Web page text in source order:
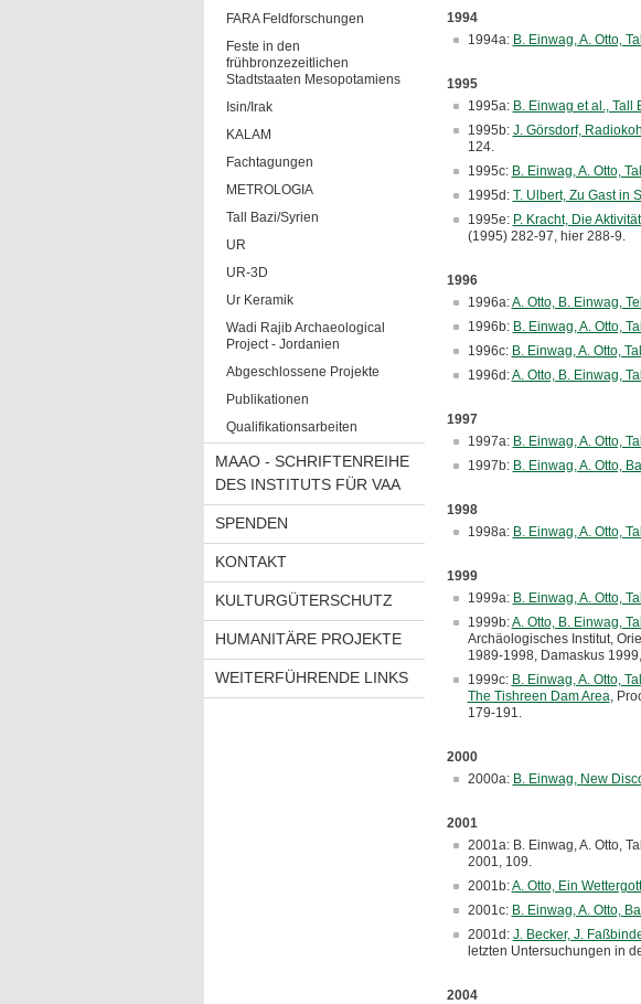
FARA Feldforschungen
Feste in den
frühbronzezeitlichen
Stadtstaaten Mesopotamiens
Isin/Irak
KALAM
Fachtagungen
METROLOGIA
Tall Bazi/Syrien
UR
UR-3D
Ur Keramik
Wadi Rajib Archaeological
Project - Jordanien
Abgeschlossene Projekte
Publikationen
Qualifikationsarbeiten
MAAO - SCHRIFTENREIHE
DES INSTITUTS FÜR VAA
SPENDEN
KONTAKT
KULTURGÜTERSCHUTZ
HUMANITÄRE PROJEKTE
WEITERFÜHRENDE LINKS
1994
1994a: B. Einwag, A. Otto,
1995
1995a: B. Einwag et al.,
1995b: J. Görsdorf,
124.
1995c: B. Einwag, A. Otto,
1995d: T. Ulbert, Zu Gast in
1995e: P. Kracht, Die
(1995) 282-97, hier 288-9.
1996
1996a:A. Otto, B. Einwag,
1996b: B. Einwag, A. Otto,
1996c: B. Einwag, A. Otto,
1996d:A. Otto, B. Einwag,
1997
1997a: B. Einwag, A. Otto,
1997b: B. Einwag, A. Otto,
1998
1998a: B. Einwag, A. Otto,
1999
1999a: B. Einwag, A. Otto,
1999b:A. Otto, B. Einwag,
Archäologisches Institut,
1989-1998, Damaskus
1999c: B. Einwag, A. Otto,
The Tishreen Dam Area,
179-191.
2000
2000a: B. Einwag, New
2001
2001a: B. Einwag, A. Otto,
2001, 109.
2001b:A. Otto, Ein
2001c: B. Einwag, A. Otto,
2001d: J. Becker, J.
letzten Untersuchungen in
2004